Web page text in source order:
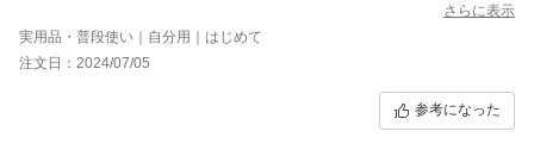
ネットで「ランスは踵が浮くのでハーフサイズ下げて」という記
事を目にしていたこともあり、さんざん迷った末に7.5を購入しま
した。
届いたランスを履いてみると少し厚めのソックス着用でジャスト
でした(靴べらを使って履くくらい…もし7を選んでいたら完全に
さらに表示
実用品・普段使い｜自分用｜はじめて
注文日：2024/07/05
参考になった